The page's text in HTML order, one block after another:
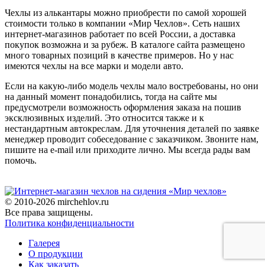
Чехлы из алькантары можно приобрести по самой хорошей
стоимости только в компании «Мир Чехлов». Сеть наших
интернет-магазинов работает по всей России, а доставка
покупок возможна и за рубеж. В каталоге сайта размещено
много товарных позиций в качестве примеров. Но у нас
имеются чехлы на все марки и модели авто.
Если на какую-либо модель чехлы мало востребованы, но они
на данный момент понадобились, тогда на сайте мы
предусмотрели возможность оформления заказа на пошив
эксклюзивных изделий. Это относится также и к
нестандартным автокреслам. Для уточнения деталей по заявке
менеджер проводит собеседование с заказчиком. Звоните нам,
пишите на e-mail или приходите лично. Мы всегда рады вам
помочь.
© 2010-2026 mirchehlov.ru
Все права защищены.
Политика конфиденциальности
Галерея
О продукции
Как заказать